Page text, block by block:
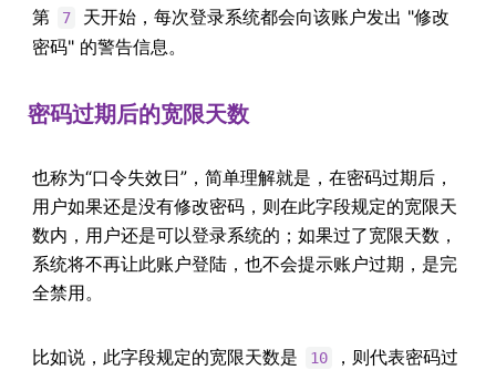
第
7
天开始，每次登录系统都会向该账户发出 "修改
密码" 的警告信息。
密码过期后的宽限天数
也称为“口令失效日”，简单理解就是，在密码过期后，
用户如果还是没有修改密码，则在此字段规定的宽限天
数内，用户还是可以登录系统的；如果过了宽限天数，
系统将不再让此账户登陆，也不会提示账户过期，是完
全禁用。
比如说，此字段规定的宽限天数是 10
，则代表密码过